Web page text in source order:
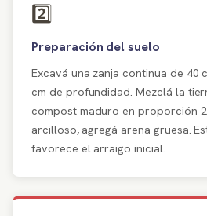
2️⃣
Preparación del suelo
Excavá una zanja continua de 40
cm de profundidad. Mezclá la
compost maduro en proporción
arcilloso, agregá arena gruesa.
favorece el arraigo inicial.